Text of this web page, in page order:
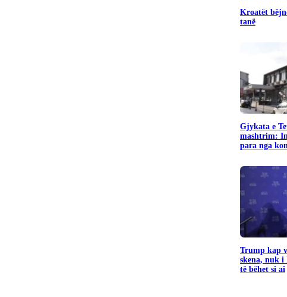
Kroatët
tanë
Gjykata e
mashtrim:
para nga
Trump kap
skena, nuk i
të bëhet si ai